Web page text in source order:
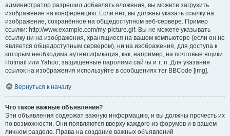
администратор разрешил добавлять вложения, вы можете загрузить
изображение на конференцию. Если нет, вы должны указать ссылку на
изображение, сохранённое на общедоступном веб-сервере. Пример
ссылки: http://www.example.com/my-picture.gif. Вы не можете указывать
ссылку ни на изображения, хранящиеся на вашем компьютере (если он не
является общедоступным сервером), ни на изображения, для доступа к
которым необходима аутентификация, как, например, на почтовые ящики
Hotmail или Yahoo, защищённые паролями сайты и т. п. Для указания
ссылок на изображения используйте в сообщениях тег BBCode [img].
Вернуться к началу
Что такое важные объявления?
Эти объявления содержат важную информацию, и вы должны прочесть их
по возможности. Они появляются вверху каждого из форумов и в вашем
личном разделе. Права на создание важных объявлений